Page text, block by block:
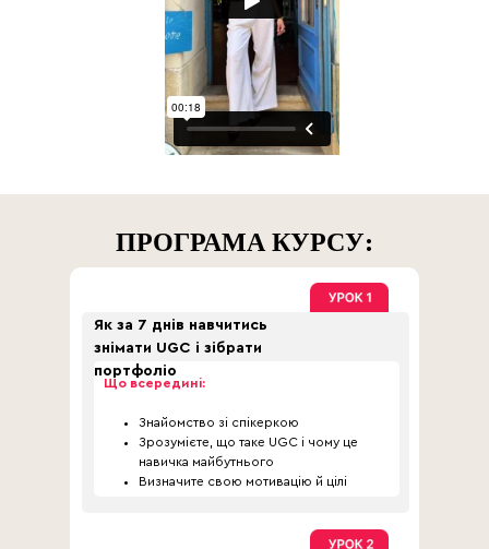
Як за 7 днів навчитись
знімати UGC і зібрати
портфоліо
Що всередині:
Знайомство зі спікеркою
Зрозумієте, що таке UGC і чому це
навичка майбутнього
Визначите свою мотивацію й цілі
ПРОГРАМА КУРСУ: